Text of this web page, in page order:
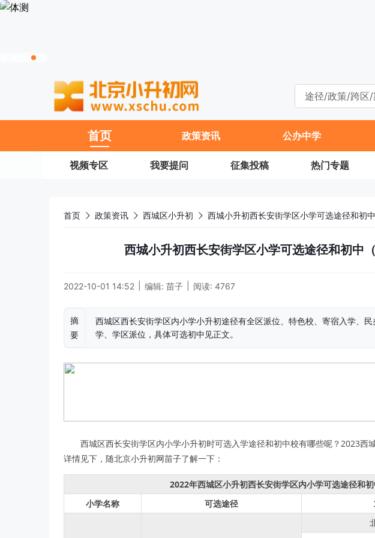
首页 政策资讯 公办中学
视频专区 我要提问 征集投稿 热门专题
首页 政策资讯 西城区小升初 西城小升初西长安街学区小学可选途径和初
西城小升初西长安街学区小学可选途径和初中（
2022-10-01 14:52 编辑: 苗子 阅读: 4767
摘
要
西城区西长安街学区内小学小升初途径有全区派位、特色校、寄宿入学、
学、学区派位，具体可选初中见正文。
西城区西长安街学区内小学小升初时可选入学途径和初中校有哪些呢？2023西
详情见下，随北京小升初网苗子了解一下：
2022年西城区小升初西长安街学区内小学可选途径和
小学名称
可选途径